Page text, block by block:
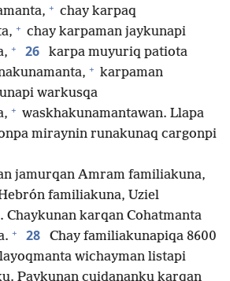
+ chay karpaq
+ chay karpaman jaykunapi
+ 26
karpa muyuriq patiota
+ karpaman
warkusqa
+ waskhakunamantawan. Llapa
miraynin runakunaq cargonpi
jamurqan Amram familiakuna,
familiakuna, Uziel
karqan Cohatmanta
+ 28
Chay familiakunapiqa 8600
wichayman listapi
Paykunan cuidananku karqan